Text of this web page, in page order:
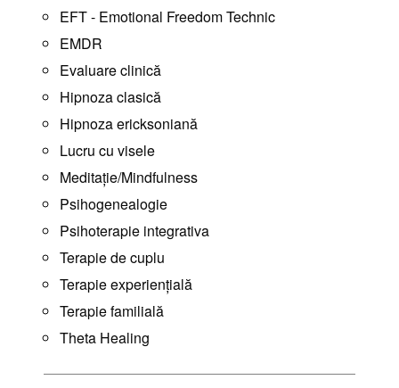
EFT - Emotional Freedom Technic
EMDR
Evaluare clinică
Hipnoza clasică
Hipnoza ericksoniană
Lucru cu visele
Meditație/Mindfulness
Psihogenealogie
Psihoterapie integrativa
Terapie de cuplu
Terapie experiențială
Terapie familială
Theta Healing